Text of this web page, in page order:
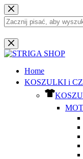
Przejdź
do
treści
Brak
wyników
Home
KOSZULKI i